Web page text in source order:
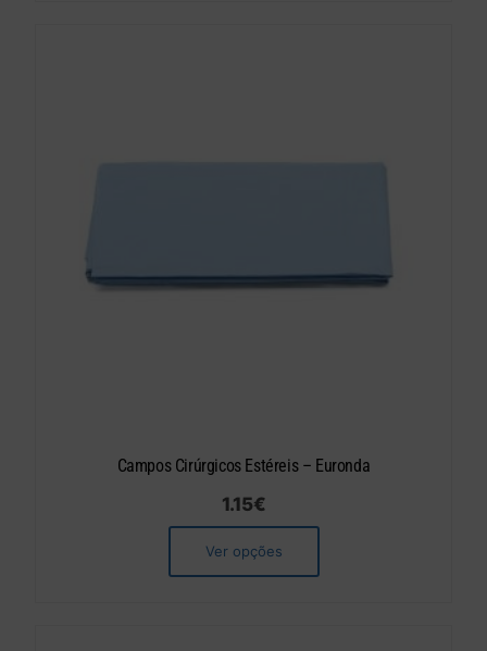
Campos Cirúrgicos Estéreis – Euronda
1.15€
Ver opções